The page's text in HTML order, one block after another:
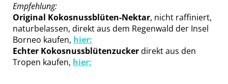
Empfehlung:
Original Kokosnussblüten-Nektar, nicht raffiniert,
naturbelassen, direkt aus dem Regenwald der Insel
Borneo kaufen, hier:
Echter Kokosnussblütenzuckerdirekt aus den
Tropen kaufen, hier: